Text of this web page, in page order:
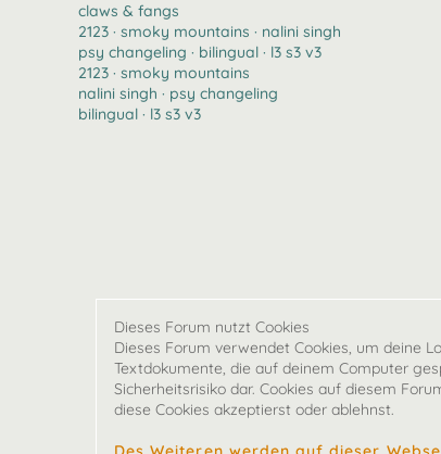
claws & fangs
2123 · smoky mountains · nalini singh
psy changeling · bilingual · l3 s3 v3
2123 · smoky mountains
nalini singh · psy changeling
bilingual · l3 s3 v3
Dieses Forum nutzt Cookies
Dieses Forum verwendet Cookies, um deine
Textdokumente, die auf deinem Computer
Sicherheitsrisiko dar. Cookies auf diesem
diese Cookies akzeptierst oder ablehnst.